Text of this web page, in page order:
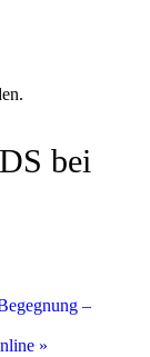
bei
–
»